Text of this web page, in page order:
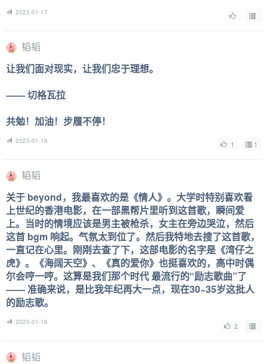
2023-01-17
韬韬
让我们面对现实，让我们忠于理想。
—— 切格瓦拉
共勉！加油！步履不停！
2023-01-16 1 1
韬韬
关于 beyond，我最喜欢的是《情人》。大学时特别喜欢看
上世纪的香港电影，在一部黑帮片里听到这首歌，瞬间爱
上。当时的情境应该是男主被枪杀，女主在旁边哭泣，然后
这首 bgm 响起。气氛太到位了。然后我特地去搜了这首歌，
一直记在心里。刚刚去查了下，这部电影的名字是《湾仔之
虎》。《海阔天空》、《真的爱你》也挺喜欢的，高中时偶
尔会哼一哼。这算是我们那个时代 最流行的“励志歌曲”了
—— 准确来说，是比我年纪再大一点，现在30~35岁这批人
的励志歌。
2023-01-16 2
韬韬